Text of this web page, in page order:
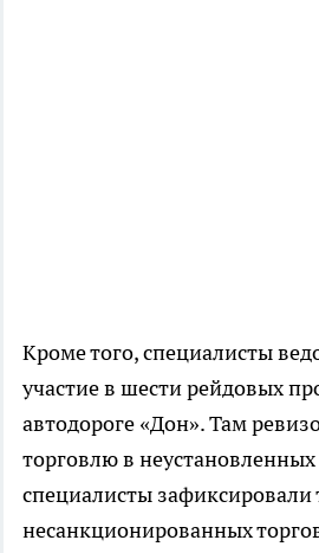
Кроме того, специалисты
участие в шести рейдовых
автодороге «Дон». Там
торговлю в неустановленных
специалисты зафиксировали
несанкционированных